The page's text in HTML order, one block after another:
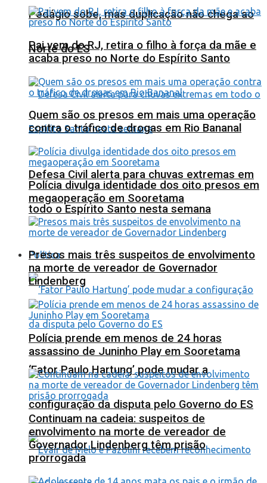
Pedágio sobe, mas duplicação não chega ao
Norte do ES
Defesa Civil alerta para chuvas extremas em
todo o Espírito Santo nesta semana
Política
‘Fator Paulo Hartung’ pode mudar a
configuração da disputa pelo Governo do ES
Pai vem do RJ, retira o filho à força da mãe e
acaba preso no Norte do Espírito Santo
Quem são os presos em mais uma operação
contra o tráfico de drogas em Rio Bananal
Polícia divulga identidade dos oito presos em
megaoperação em Sooretama
Presos mais três suspeitos de envolvimento
na morte de vereador de Governador
Lindenberg
Polícia prende em menos de 24 horas
assassino de Juninho Play em Sooretama
Continuam na cadeia: suspeitos de
envolvimento na morte de vereador de
Governador Lindenberg têm prisão
prorrogada